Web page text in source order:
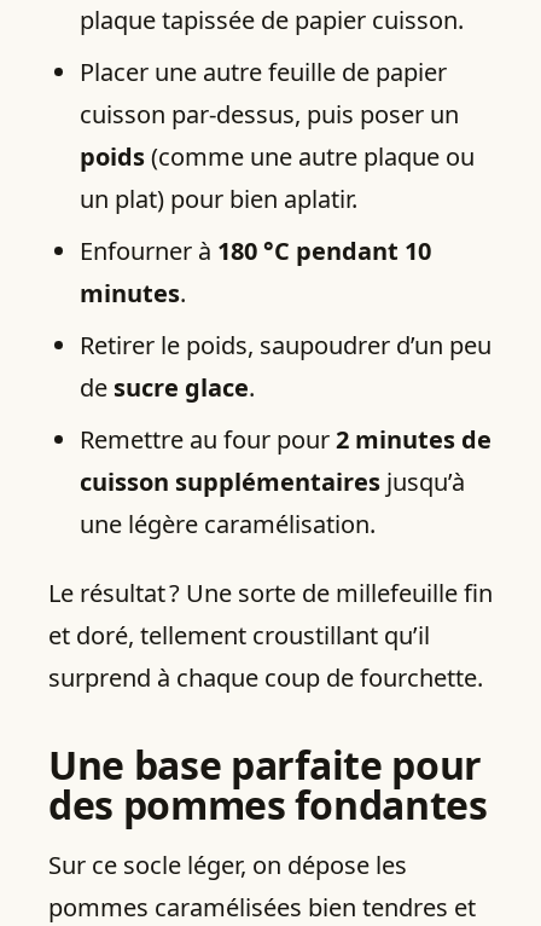
plaque tapissée de papier cuisson.
Placer une autre feuille de papier
cuisson par-dessus, puis poser un
poids(comme une autre plaque ou
un plat) pour bien aplatir.
Enfourner à 180 °C pendant 10
minutes.
Retirer le poids, saupoudrer d’un peu
de sucre glace.
Remettre au four pour2 minutes de
cuisson supplémentaires jusqu’à
une légère caramélisation.
Le résultat ? Une sorte de millefeuille fin
et doré, tellement croustillant qu’il
surprend à chaque coup de fourchette.
Une base parfaite pour
des pommes fondantes
Sur ce socle léger, on dépose les
pommes caramélisées bien tendres et